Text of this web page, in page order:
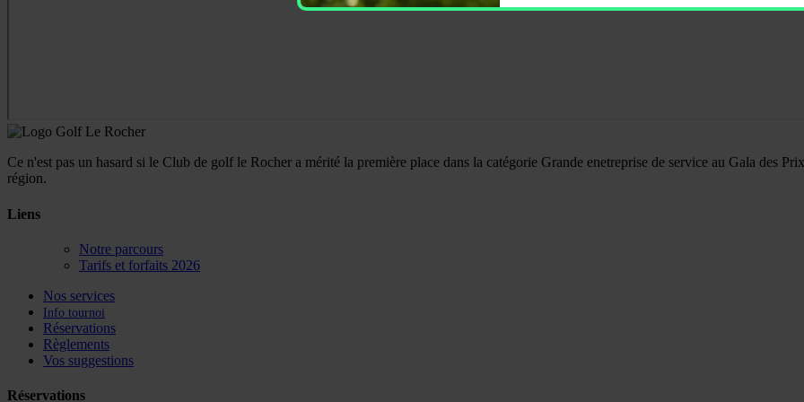
Ce n'est pas un hasard si le Club de golf le Rocher a mérité la première place dans la catégorie Grande enetreprise de service au Gala des
région.
Liens
Notre parcours
Tarifs et forfaits 2026
Nos services
Info tournoi
Réservations
Règlements
Vos suggestions
Réservations